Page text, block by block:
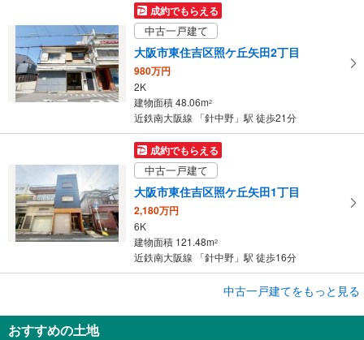
す
る
成約でもらえる
中古一戸建て
大阪市東住吉区照ケ丘矢田2丁目
980万円
2K
建物面積 48.06m2
近鉄南大阪線 「針中野」駅 徒歩21分
成約でもらえる
中古一戸建て
大阪市東住吉区照ケ丘矢田1丁目
2,180万円
6K
建物面積 121.48m2
近鉄南大阪線 「針中野」駅 徒歩16分
中古一戸建てをもっと見る
おすすめの土地